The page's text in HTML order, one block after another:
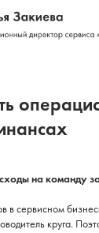
на команду
в сервисном
круга.